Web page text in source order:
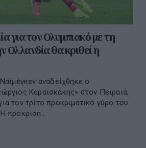
για τον Ολυμπιακό με τη
Ολλανδία θα κριθεί η
αναδείχθηκε ο
Καραϊσκάκης» στον Πειραιά,
τον τρίτο προκριματικό γύρο του
πρόκριση...